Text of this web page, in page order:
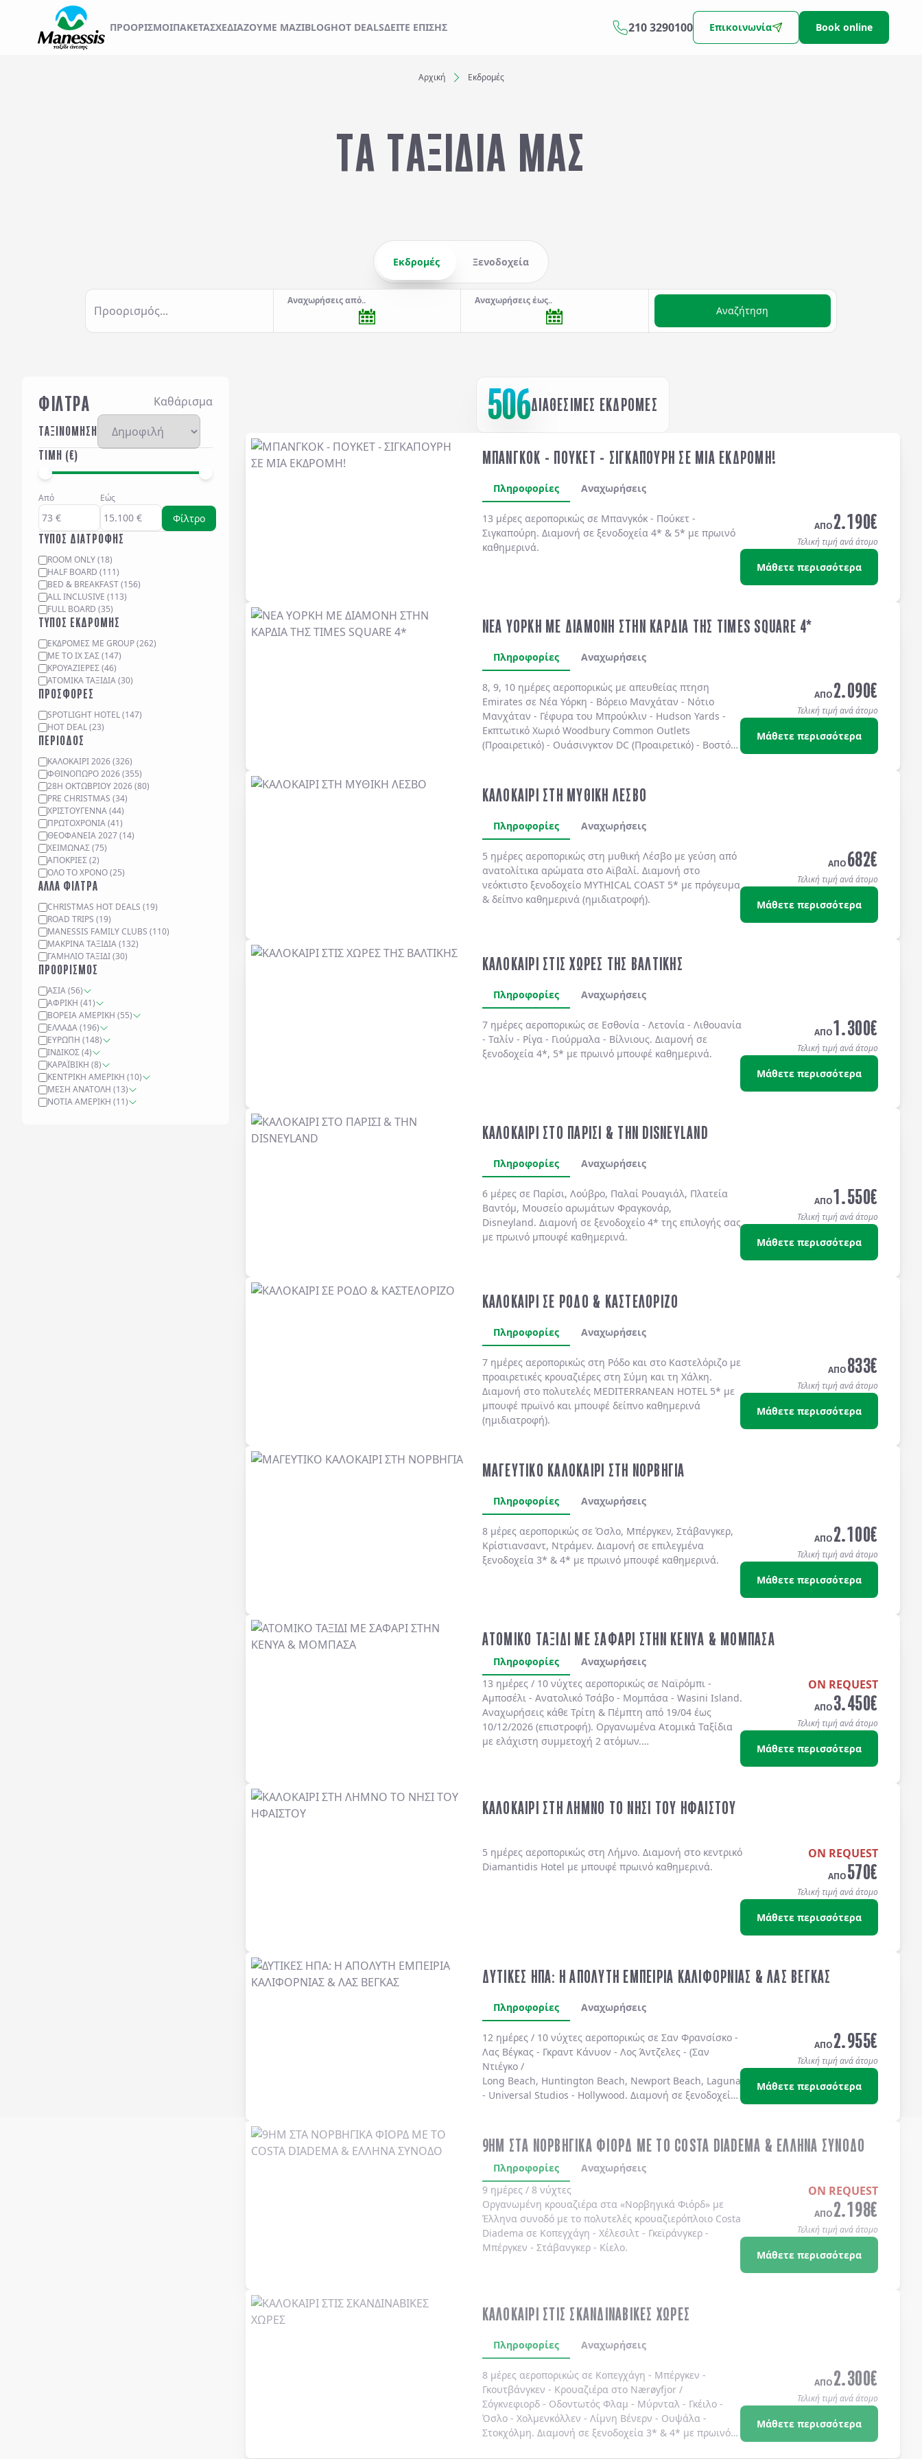
ΞΕΚΙΝΗΣΤΕ ΤΟ ΤΑΞΙΔΙ ΣΑΣ ΑΠΟ ΕΔΩ
Αναζήτηση
ΠΡΟΟΡΙΣΜΟΊΠΑΚΕΤΑΣΧΕΔΙΆΖΟΥΜΕ ΜΑΖΊBLOGHOT DEALSΔΕΊΤΕ ΕΠΊΣΗΣ 210 3290100 Επικοινωνία Book online
Αρχική Εκδρομές
ΤΑ ΤΑΞΙΔΙΑ ΜΑΣ
Εκδρομές Ξενοδοχεία
Προορισμός...
Αναχωρήσεις από.. Αναχωρήσεις έως..
Αναζήτηση
ΦΙΛΤΡΑ Καθάρισμα
ΤΑΞΙΝΟΜΗΣΗ
ΤΙΜΗ (€)
Από Εώς
Φίλτρο
ΤΥΠΟΣ ΔΙΑΤΡΟΦΗΣ
FULL BOARD (35)
ALL INCLUSIVE (113)
BED & BREAKFAST(156)
HALF BOARD (111)
ROOM ONLY(18)
ΤΥΠΟΣ ΕΚΔΡΟΜΗΣ
ΑΤΟΜΙΚΆ ΤΑΞΊΔΙΑ(30)
ΚΡΟΥΑΖΙΈΡΕΣ(46)
ΜΕ ΤΟ ΙΧ ΣΑΣ(147)
ΕΚΔΡΟΜΈΣ ΜΕ GROUP(262)
ΠΡΟΣΦΟΡΕΣ
HOT DEAL(23)
SPOTLIGHT HOTEL(147)
ΠΕΡΙΟΔΟΣ
ΟΛΟ ΤΟ ΧΡΟΝΟ(25)
ΑΠΟΚΡΙΕΣ(2)
ΧΕΙΜΩΝΑΣ(75)
ΘΕΟΦΑΝΕΙΑ 2027(14)
ΠΡΩΤΟΧΡΟΝΙΑ(41)
ΧΡΙΣΤΟΥΓΕΝΝΑ(44)
PRE CHRISTMAS (34)
28Η ΟΚΤΩΒΡΙΟΥ 2026(80)
ΦΘΙΝΟΠΩΡΟ 2026(355)
ΚΑΛΟΚΑΙΡΙ 2026(326)
ΑΛΛΑ ΦΙΛΤΡΑ
ΓΑΜΉΛΙΟ ΤΑΞΊΔΙ(30)
ΜΑΚΡΙΝΆ ΤΑΞΊΔΙΑ(132)
MANESSIS FAMILY CLUBS (110)
ROAD TRIPS (19)
CHRISTMAS HOT DEALS (19)
ΠΡΟΟΡΙΣΜΟΣ
ΑΣΊΑ(56)
ΑΦΡΙΚΉ (41)
ΒΌΡΕΙΑ ΑΜΕΡΙΚΉ (55)
ΕΛΛΆΔΑ(196)
ΕΥΡΏΠΗ (148)
ΙΝΔΙΚΌΣ(4)
ΚΑΡΑΪΒΙΚΉ (8)
ΚΕΝΤΡΙΚΉ ΑΜΕΡΙΚΉ (10)
ΜΈΣΗ ΑΝΑΤΟΛΉ (13)
ΝΌΤΙΑ ΑΜΕΡΙΚΉ (11)
506ΔΙΑΘΕΣΙΜΕΣ ΕΚΔΡΟΜΕΣ
ΜΠΑΝΓΚΟΚ - ΠΟΥΚΕΤ - ΣΙΓΚΑΠΟΥΡΗ ΣΕ ΜΙΑ ΕΚΔΡΟΜΗ!
Πληροφορίες Αναχωρήσεις
13 μέρες αεροπορικώς σε Μπανγκόκ - Πούκετ -
Σιγκαπούρη. Διαμονή σε ξενοδοχεία 4* & 5* με πρωινό
καθημερινά.
ΑΠΟ2.190€
Τελική τιμή ανά άτομο
Μάθετε περισσότερα
ΝΕΑ ΥΟΡΚΗ ΜΕ ΔΙΑΜΟΝΗ ΣΤΗΝ ΚΑΡΔΙΑ ΤΗΣ TIMES SQUARE 4*
Πληροφορίες Αναχωρήσεις
8, 9, 10 ημέρες αεροπορικώς με απευθείας πτηση
Emirates σε Νέα Υόρκη - Βόρειο Μανχάταν - Νότιο
Μανχάταν - Γέφυρα του Μπρούκλιν - Hudson Yards -
Εκπτωτικό Χωριό Woodbury Common Outlets
(Προαιρετικό)- Ουάσινγκτον DC (Προαιρετικό)- Βοστόνη
BY HILTON NEW YORK TIMES SQUARE 4*
SHELBURNE SONESTA 4*χωρίς πρωινό.
ΑΠΟ2.090€
Τελική τιμή ανά άτομο
Μάθετε περισσότερα
ΚΑΛΟΚΑΙΡΙ ΣΤΗ ΜΥΘΙΚΗ ΛΕΣΒΟ
Πληροφορίες Αναχωρήσεις
5 ημέρες αεροπορικώς στη μυθική Λέσβο με γεύση από
ανατολίτικα αρώματα στο Αϊβαλί. Διαμονή στο
νεόκτιστο ξενοδοχείο MYTHICAL COAST 5* με πρόγευμα
& δείπνοκαθημερινά (ημιδιατροφή).
ΑΠΟ682€
Τελική τιμή ανά άτομο
Μάθετε περισσότερα
ΚΑΛΟΚΑΙΡΙ ΣΤΙΣ ΧΩΡΕΣ ΤΗΣ ΒΑΛΤΙΚΗΣ
Πληροφορίες Αναχωρήσεις
7 ημέρες αεροπορικώς σε Εσθονία - Λετονία - Λιθουανία
- Ταλίν - Ρίγα - Γιούρμαλα - Βίλνιους. Διαμονή σε
ξενοδοχεία 4*, 5* με πρωινό μπουφέ καθημερινά.
ΑΠΟ1.300€
Τελική τιμή ανά άτομο
Μάθετε περισσότερα
ΚΑΛΟΚΑΙΡΙ ΣΤΟ ΠΑΡΙΣΙ & ΤΗΝ DISNEYLAND
Πληροφορίες Αναχωρήσεις
6 μέρες σε Παρίσι, Λούβρο, Παλαί Ρουαγιάλ, Πλατεία
Βαντόμ, Μουσείο αρωμάτων Φραγκονάρ,
Disneyland. Διαμονή σε ξενοδοχείo 4* της επιλογής σας
με πρωινό μπουφέ καθημερινά.
ΑΠΟ1.550€
Τελική τιμή ανά άτομο
Μάθετε περισσότερα
ΚΑΛΟΚΑΙΡΙ ΣΕ ΡΟΔΟ & ΚΑΣΤΕΛΟΡΙΖΟ
Πληροφορίες Αναχωρήσεις
7 ημέρες αεροπορικώς στη Ρόδο και στο Καστελόριζο με
προαιρετικές κρουαζιέρες στη Σύμη και τη Χάλκη.
Διαμονή στο πολυτελές MEDITERRANEAN HOTEL 5* με
μπουφέ πρωϊνό και μπουφέ δείπνο καθημερινά
(ημιδιατροφή).
ΑΠΟ833€
Τελική τιμή ανά άτομο
Μάθετε περισσότερα
ΜΑΓΕΥΤΙΚΟ ΚΑΛΟΚΑΙΡΙ ΣΤΗ ΝΟΡΒΗΓΙΑ
Πληροφορίες Αναχωρήσεις
8 μέρες αεροπορικώς σε Όσλο, Μπέργκεν, Στάβανγκερ,
Κρίστιανσαντ, Ντράμεν. Διαμονή σε επιλεγμένα
ξενοδοχεία 3* & 4* με πρωινό μπουφέ καθημερινά.
ΑΠΟ2.100€
Τελική τιμή ανά άτομο
Μάθετε περισσότερα
ΑΤΟΜΙΚΟ ΤΑΞΙΔΙ ΜΕ ΣΑΦΑΡΙ ΣΤΗΝ ΚΕΝΥΑ & ΜΟΜΠΑΣΑ
Πληροφορίες
Αναχωρήσεις
13 ημέρες / 10 νύχτες αεροπορικώς σε Ναϊρόμπι -
Αμποσέλι - Ανατολικό Τσάβο - Μομπάσα - Wasini Island.
Αναχωρήσεις κάθε Τρίτη & Πέμπτη από 19/04 έως
10/12/2026 (επιστροφή). Οργανωμένα Ατομικά Ταξίδια
με ελάχιστη συμμετοχή 2 ατόμων.
ON REQUEST
ΑΠΟ3.450€
Τελική τιμή ανά άτομο
Μάθετε περισσότερα
ΚΑΛΟΚΑΙΡΙ ΣΤΗ ΛΗΜΝΟ ΤΟ ΝΗΣΙ ΤΟΥ ΗΦΑΙΣΤΟΥ
5 ημέρες αεροπορικώς στη Λήμνο. Διαμονή στο κεντρικό
Diamantidis Hotel με μπουφέ πρωινό καθημερινά.
ON REQUEST
ΑΠΟ570€
Τελική τιμή ανά άτομο
Μάθετε περισσότερα
ΔΥΤΙΚΕΣ ΗΠΑ: Η ΑΠΟΛΥΤΗ ΕΜΠΕΙΡΙΑ ΚΑΛΙΦΟΡΝΙΑΣ & ΛΑΣ ΒΕΓΚΑΣ
Πληροφορίες Αναχωρήσεις
12 ημέρες / 10 νύχτες αεροπορικώς σε Σαν Φρανσίσκο-
Λας Βέγκας- Γκραντ Κάνυον - Λος Άντζελες- (Σαν
Ντιέγκο /
Long Beach, Huntington Beach, Newport Beach, Laguna Beach Dana Point, Coronado Island)
- Universal Studios - Hollywood. Διαμονή σε ξενοδοχεία
ΑΠΟ2.955€
Τελική τιμή ανά άτομο
Μάθετε περισσότερα
9ΗΜ ΣΤΑ ΝΟΡΒΗΓΙΚΑ ΦΙΟΡΔ ΜΕ ΤΟ COSTA DIADEMA & ΕΛΛΗΝΑ ΣΥΝΟΔΟ
Πληροφορίες
Αναχωρήσεις
9 ημέρες / 8 νύχτες
Οργανωμένη κρουαζιέρα στα «Νορβηγικά Φιόρδ»με
Έλληνα συνοδόμε το πολυτελές κρουαζιερόπλοιο Costa
Diadema σε Κοπεγχάγη - Χέλεσιλτ - Γκεϊράνγκερ -
Μπέργκεν - Στάβανγκερ - Κίελο.
ON REQUEST
ΑΠΟ2.198€
Τελική τιμή ανά άτομο
Μάθετε περισσότερα
ΚΑΛΟΚΑΙΡΙ ΣΤΙΣ ΣΚΑΝΔΙΝΑΒΙΚΕΣ ΧΩΡΕΣ
Πληροφορίες Αναχωρήσεις
8 μέρες αεροπορικώς σε Κοπεγχάγη - Μπέργκεν -
Γκουτβάνγκεν - Κρουαζιέρα στο Nærøyfjor /
Σόγκνεφιορδ - Οδοντωτός Φλαμ - Μύρνταλ - Γκέιλο -
Όσλο - Χολμενκόλλεν - Λίμνη Βένερν - Ουψάλα -
Στοκχόλμη. Διαμονή σε ξενοδοχεία 3* & 4* με πρωινό
ΑΠΟ2.300€
Τελική τιμή ανά άτομο
Μάθετε περισσότερα